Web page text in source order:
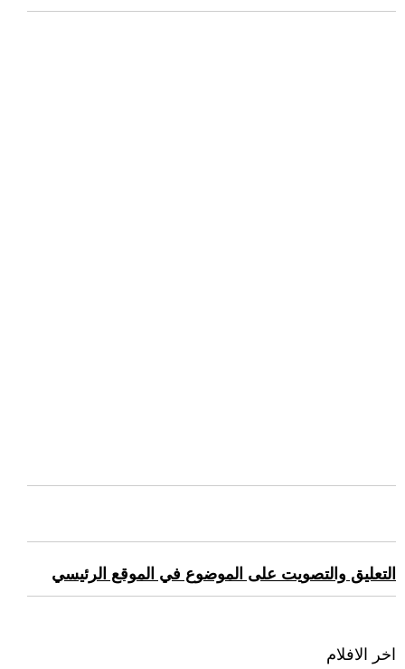
التعليق والتصويت على الموضوع في الموقع الرئيسي
اخر الافلام